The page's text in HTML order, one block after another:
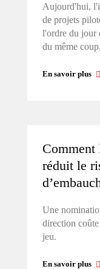
Aujourd'hui,
de projets
l'ordre du jour
du même
En savoir plus
Comment
réduit le
Une
direction
jeu.
En savoir plus